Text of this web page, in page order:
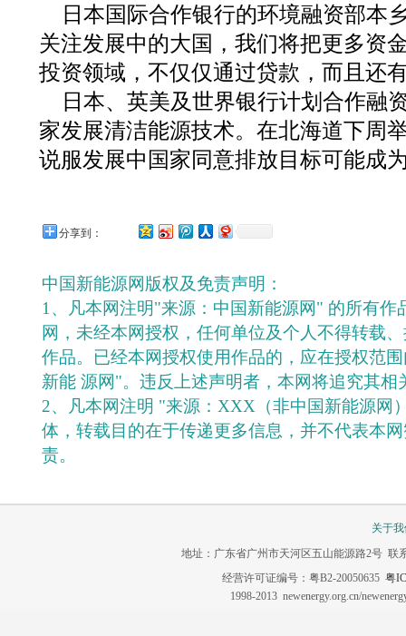
日本国际合作银行的环境融资部本
关注发展中的大国，我们将把更多资
投资领域，不仅仅通过贷款，而且还
日本、英美及世界银行计划合作融
家发展清洁能源技术。在北海道下周
说服发展中国家同意排放目标可能成
分享到：
中国新能源网版权及免责声明：
1、凡本网注明"来源：中国新能源网" 的所有作
网，未经本网授权，任何单位及个人不得转载
作品。已经本网授权使用作品的，应在授权范
新能 源网"。违反上述声明者，本网将追究其相
2、凡本网注明 "来源：XXX（非中国新能源网
体，转载目的在于传递更多信息，并不代表本
责。
关于
地址：广东省广州市天河区五山能源路2号 联
经营许可证编号：粤B2-20050635 粤
1998-2013 newenergy.org.cn/